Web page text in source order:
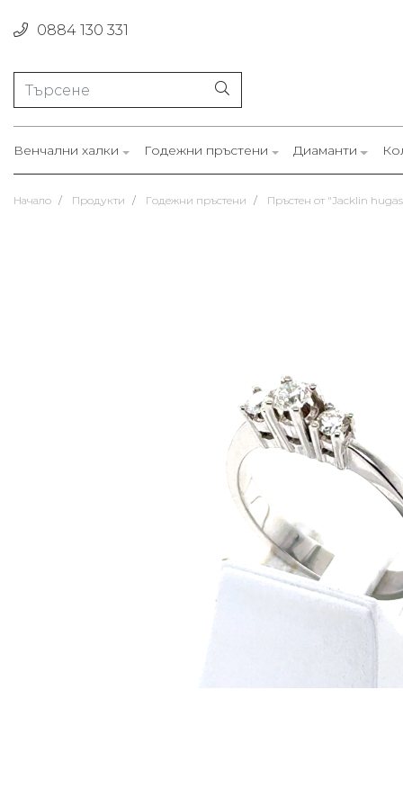
0884 130 331
Венчални халки Годежни пръстени Диаманти
Начало Продукти Годежни пръстени Пръстен от "Jacklin